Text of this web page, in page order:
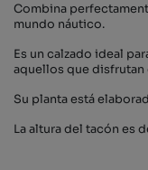
Combina
mundo náutico.
Es un calzado ideal
aquellos que disfrutan
Su planta está
La altura del tacón es